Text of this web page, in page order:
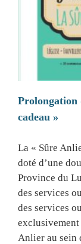
Prolongation
cadeau »
La « Sûre
doté d’une
Province du
des services
des services
exclusivement
Anlier au sein